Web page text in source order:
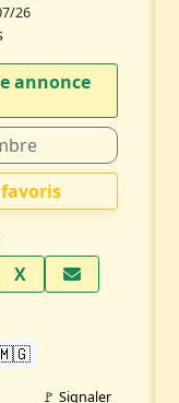
26
annonce
XTwitter X
🚩 Signaler